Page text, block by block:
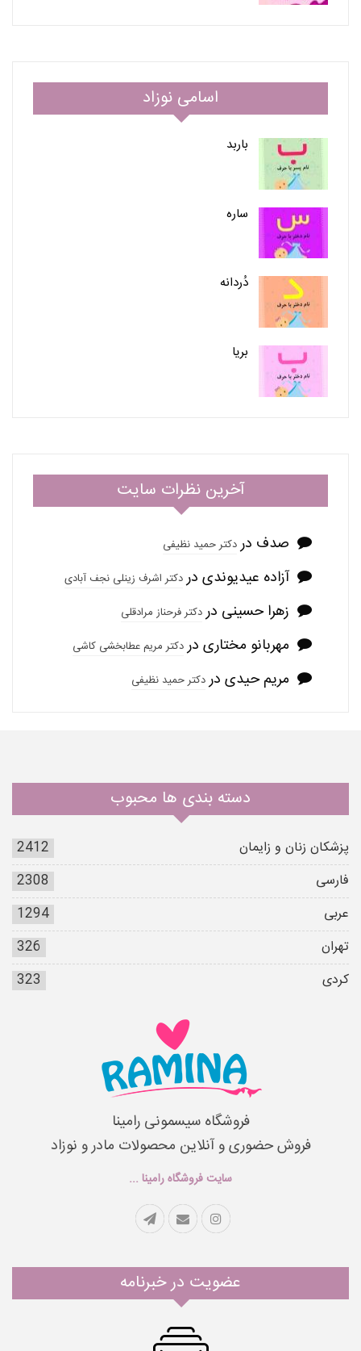
اسامی نوزاد
باربد
ساره
دُردانه
بریا
آخرین نظرات سایت
صدف دردکتر حمید نظیفی
آزاده عیدیوندی دردکتر اشرف زینلی نجف آبادی
زهرا حسینی دردکتر فرحناز مرادقلی
مهربانو مختاری دردکتر مریم عطابخشی کاشی
مریم حیدی دردکتر حمید نظیفی
دسته بندی ها محبوب
پزشکان زنان و زایمان
2412
فارسی
2308
عربی
1294
تهران
326
کردی
323
فروشگاه سیسمونی رامینا
فروش حضوری و آنلاین محصولات مادر و نوزاد
سایت فروشگاه رامینا ...
عضویت در خبرنامه